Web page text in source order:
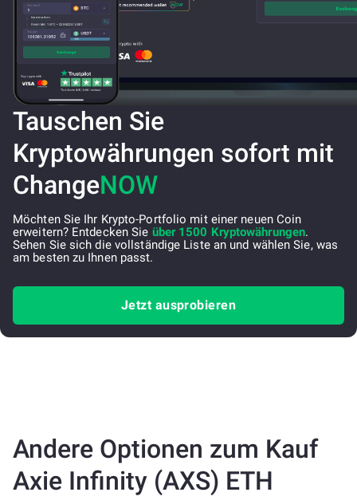
Tauschen Sie
Kryptowährungen sofort mit
ChangeNOW
Möchten Sie Ihr Krypto-Portfolio mit einer neuen Coin
erweitern? Entdecken Sie über 1500 Kryptowährungen.
Sehen Sie sich die vollständige Liste an und wählen Sie, was
am besten zu Ihnen passt.
Jetzt ausprobieren
Andere Optionen zum Kauf
Axie Infinity (AXS) ETH